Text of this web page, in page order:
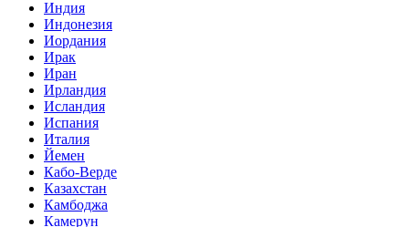
Индия
Индонезия
Иордания
Ирак
Иран
Ирландия
Исландия
Испания
Италия
Йемен
Кабо-Верде
Казахстан
Камбоджа
Камерун